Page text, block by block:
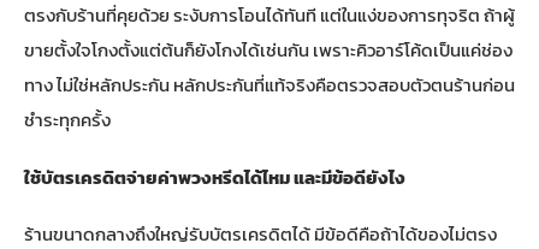
ตรงกับร้านที่คุยด้วย ระงับการโอนได้ทันที แต่ในแง่ของการทุจริต ถ้าผู้
ขายตั้งใจโกงตั้งแต่ต้นก็ยังโกงได้เช่นกัน เพราะคิวอาร์โค้ดเป็นแค่ช่อง
ทาง ไม่ใช่หลักประกัน หลักประกันที่แท้จริงคือตรวจสอบตัวตนร้านก่อน
ชำระทุกครั้ง
ใช้บัตรเครดิตจ่ายค่าพวงหรีดได้ไหม และมีข้อดียังไง
ร้านขนาดกลางถึงใหญ่รับบัตรเครดิตได้ มีข้อดีคือถ้าได้ของไม่ตรง